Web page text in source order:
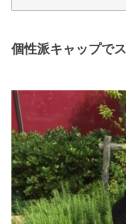
個性派キャップで